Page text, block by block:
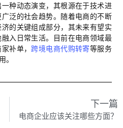
种动态演变，其根源在于技术进
泛的社会趋势。随着电商的不断
的关键组成部分，其未来有望实
入日常生活。目前在电商领域最
家补单，跨境电商代购转寄等服务
。
下一篇
电商企业应该关注哪些方面？